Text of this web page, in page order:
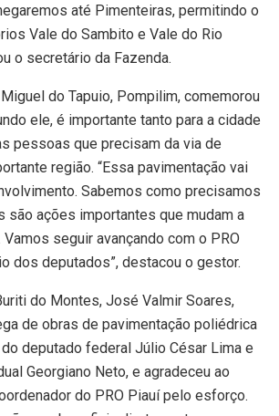
até Pimenteiras, permitindo o
Vale do Sambito e Vale do Rio
o secretário da Fazenda.
do Tapuio, Pompilim, comemorou
ele, é importante tanto para a cidade
pessoas que precisam da via de
região. “Essa pavimentação vai
Sabemos como precisamos
ações importantes que mudam a
seguir avançando com o PRO
dos deputados”, destacou o gestor.
do Montes, José Valmir Soares,
de obras de pavimentação poliédrica
deputado federal Júlio César Lima e
Georgiano Neto, e agradeceu ao
do PRO Piauí pelo esforço.